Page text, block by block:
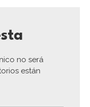
no será
están